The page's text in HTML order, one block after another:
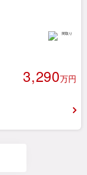
3,290万円